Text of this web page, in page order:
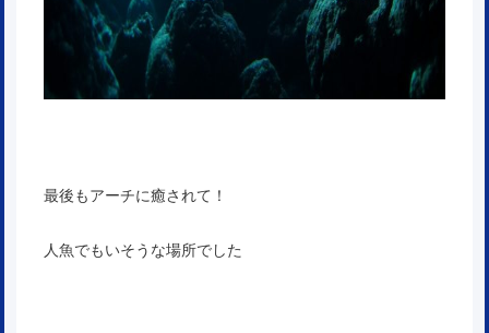
最後もアーチに癒されて！
人魚でもいそうな場所でした